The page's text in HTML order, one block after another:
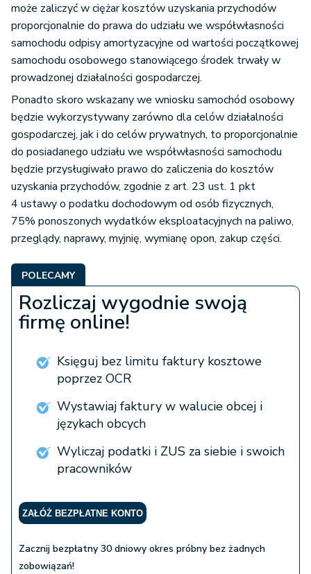
może zaliczyć w ciężar kosztów uzyskania przychodów
proporcjonalnie do prawa do udziału we współwłasności
samochodu odpisy amortyzacyjne od wartości początkowej
samochodu osobowego stanowiącego środek trwały w
prowadzonej działalności gospodarczej.
Ponadto skoro wskazany we wniosku samochód osobowy
będzie wykorzystywany zarówno dla celów działalności
gospodarczej, jak i do celów prywatnych, to proporcjonalnie
do posiadanego udziału we współwłasności samochodu
będzie przysługiwało prawo do zaliczenia do kosztów
uzyskania przychodów, zgodnie z art. 23 ust. 1 pkt
4 ustawy o podatku dochodowym od osób fizycznych,
75% ponoszonych wydatków eksploatacyjnych na paliwo,
przeglądy, naprawy, myjnię, wymianę opon, zakup części.
POLECAMY
Rozliczaj wygodnie swoją
firmę online!
Księguj bez limitu faktury kosztowe
poprzez OCR
Wystawiaj faktury w walucie obcej i
językach obcych
Wyliczaj podatki i ZUS za siebie i swoich
pracowników
ZAŁÓŻ BEZPŁATNE KONTO
Zacznij bezpłatny 30 dniowy okres próbny bez żadnych
zobowiązań!